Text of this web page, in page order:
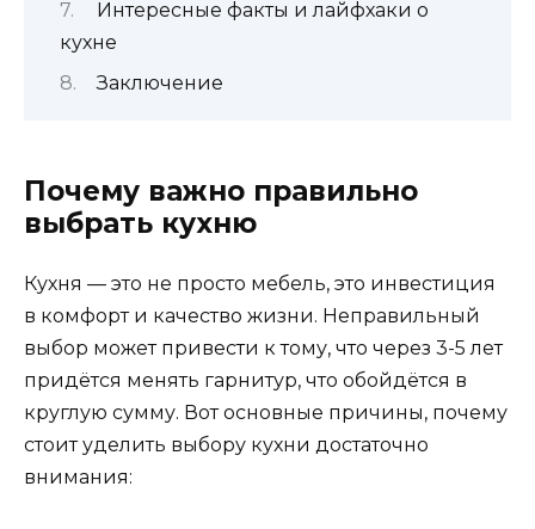
Интересные факты и лайфхаки о
кухне
Заключение
Почему важно правильно
выбрать кухню
Кухня — это не просто мебель, это инвестиция
в комфорт и качество жизни. Неправильный
выбор может привести к тому, что через 3-5 лет
придётся менять гарнитур, что обойдётся в
круглую сумму. Вот основные причины, почему
стоит уделить выбору кухни достаточно
внимания: